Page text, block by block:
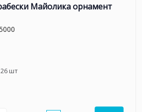
Майолика орнамент
26шт